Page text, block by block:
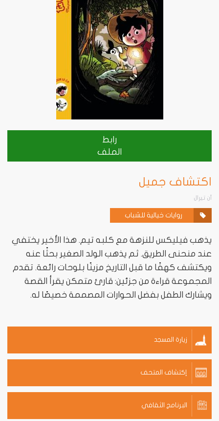
رابط
الملف
اكتشاف جميل
آن تيرال
روايات خيالية للشباب
يذهب فيليكس للنزهة مع كلبه تيم. هذا الأخير يختفي
عند منحنى الطريق. ثم يذهب الولد الصغير بحثًا عنه
ويكتشف كهفًا ما قبل التاريخ مزينًا بلوحات رائعة. تقدم
المجموعة قراءة من جزئين: قارئ متمكن يقرأ القصة
ويشارك الطفل بفضل الحوارات المصممة خصيصًا له.
زيارة المسجد
إكتشاف المتحف
البرنامج الثقافي